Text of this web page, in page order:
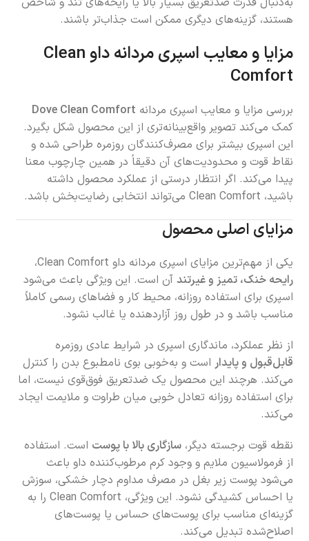
هستند، گزینه‌های دیگری ممکن است جذاب‌تر باشند.
مزایا و معایب اسپری مردانه داو Clean
Comfort
بررسی مزایا و معایب اسپری مردانه Dove Clean Comfort
کمک می‌کند تصویر واقع‌بینانه‌تری از این محصول شکل بگیرد.
این اسپری بیشتر برای مصرف‌کنندگان روزمره طراحی شده و
نقاط قوت و محدودیت‌های آن دقیقاً در همین چارچوب معنا
پیدا می‌کند. اگر انتظار درستی از عملکرد محصول داشته
باشید، Clean Comfort می‌تواند انتخابی رضایت‌بخش باشد.
مزایای اصلی محصول
یکی از مهم‌ترین مزایای اسپری مردانه داو Clean Comfort،
رایحه خنک، تمیز و غیرتند آن است. این ویژگی باعث می‌شود
اسپری برای استفاده روزانه، محیط کار و فضاهای رسمی کاملاً
مناسب باشد و در طول روز آزاردهنده یا غالب نشود.
از نظر عملکرد، ماندگاری اسپری در شرایط عادی روزمره
قابل‌قبول و پایدار است و به‌خوبی بوی نامطبوع بدن را کنترل
می‌کند. هرچند این محصول یک ضدتعریق فوق‌قوی نیست، اما
برای استفاده روزانه تعادل خوبی میان طراوت و ملایمت ایجاد
می‌کند.
نقطه قوت برجسته دیگر،سازگاری بالا با پوست است. استفاده
از فرمولاسیون ملایم و وجود کرم مرطوب‌کننده داو باعث
می‌شود پوست زیر بغل در مصرف مداوم دچار خشکی، سوزش
یا احساس کشیدگی نشود. این ویژگی، Clean Comfort را به
گزینه‌ای مناسب برای پوست‌های حساس یا پوست‌های
اصلاح‌شده تبدیل می‌کند.